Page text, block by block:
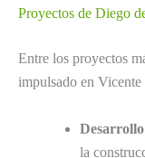
Proyectos de Diego
Entre los proyectos
impulsado en
Desarrollo
la